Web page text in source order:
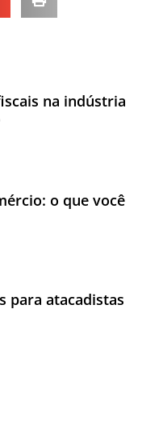
na indústria
o que você
para atacadistas